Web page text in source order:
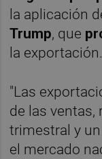
la aplicación
Trump, que
la exportación.
"Las
de las ventas,
trimestral y
el mercado